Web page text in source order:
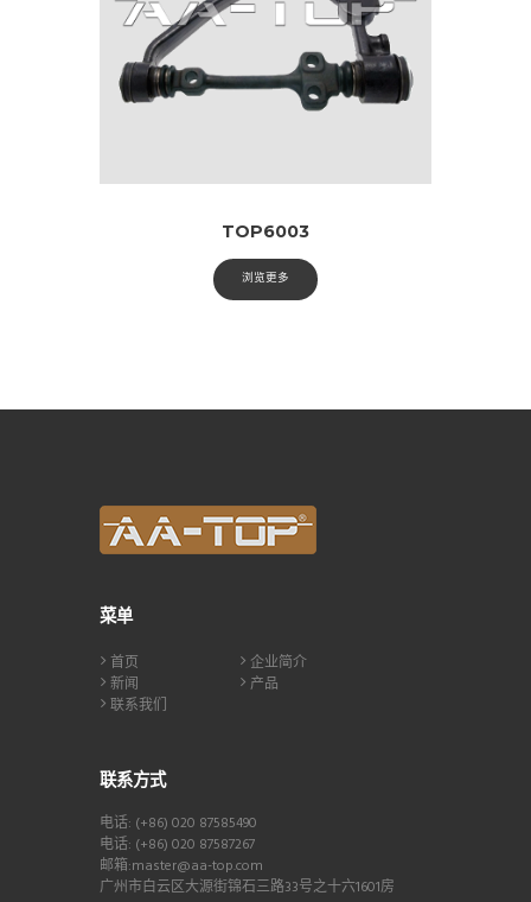
TOP6003
浏览更多
菜单
首页
企业简介
新闻
产品
联系我们
联系方式
电话: (+86) 020 87585490
电话: (+86) 020 87587267
邮箱:master@aa-top.com
广州市白云区大源街锦石三路33号之十六1601房